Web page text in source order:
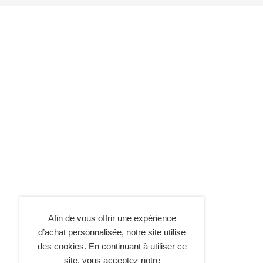
Afin de vous offrir une expérience
d’achat personnalisée, notre site utilise
des cookies. En continuant à utiliser ce
site, vous acceptez notre